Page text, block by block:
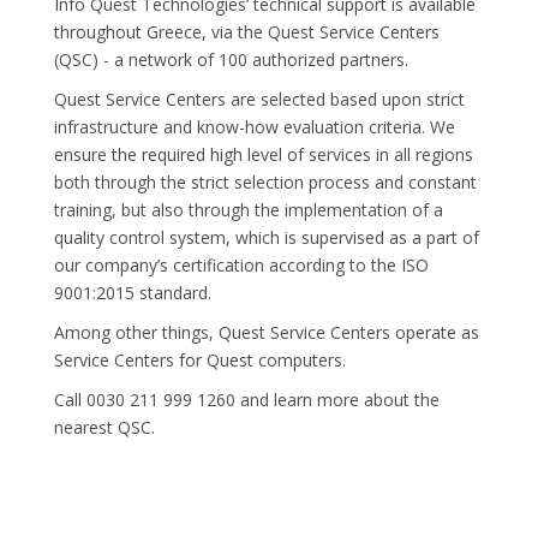
throughout Greece, via the Quest Service Centers
(QSC) - a network of 100 authorized partners.
Quest Service Centers are selected based upon strict
infrastructure and know-how evaluation criteria. We
ensure the required high level of services in all regions
both through the strict selection process and constant
training, but also through the implementation of a
quality control system, which is supervised as a part of
our company’s certification according to the ISO
9001:2015 standard.
Among other things, Quest Service Centers operate as
Service Centers for Quest computers.
Call 0030 211 999 1260 and learn more about the
nearest QSC.